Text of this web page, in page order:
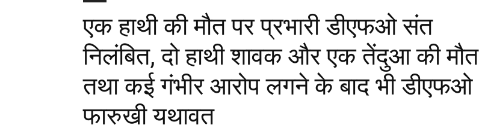
Network
एक हाथी की मौत पर प्रभारी डीएफओ संत
निलंबित, दो हाथी शावक और एक तेंदुआ की मौत
तथा कई गंभीर आरोप लगने के बाद भी डीएफओ
फारुखी यथावत